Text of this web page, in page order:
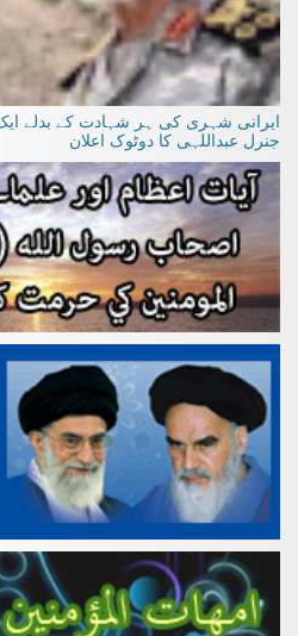
ایرانی شہری کی ہر شہادت کے بدلے
جنرل عبداللہی کا دوٹوک اعلان